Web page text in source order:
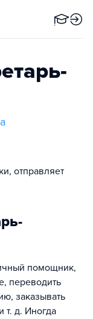
отправляет
помощник,
переводить
заказывать
т. д. Иногда